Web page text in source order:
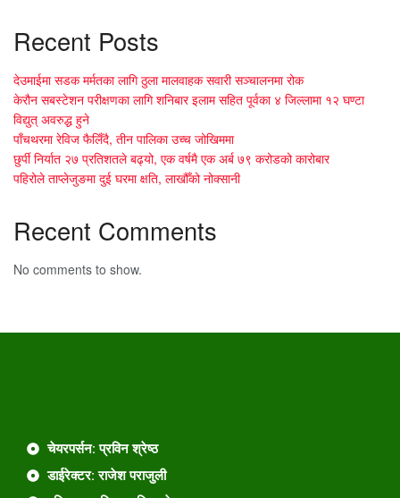
Recent Posts
देउमाईमा सडक मर्मतका लागि ठुला मालवाहक सवारी सञ्चालनमा रोक
केरौन सबस्टेशन परीक्षणका लागि शनिबार इलाम सहित पूर्वका ४ जिल्लामा १२ घण्टा
विद्युत् अवरुद्ध हुने
पाँचथरमा रेविज फैलिँदै, तीन पालिका उच्च जोखिममा
छुर्पी निर्यात २७ प्रतिशतले बढ्यो, एक वर्षमै एक अर्ब ७९ करोडको कारोबार
पहिरोले ताप्लेजुङमा दुई घरमा क्षति, लाखौँको नोक्सानी
Recent Comments
No comments to show.
चेयरपर्सन: प्रविन श्रेष्ठ
डाईरेक्टर: राजेश पराजुली